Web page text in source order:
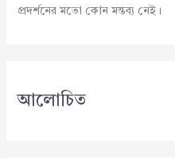
প্রদর্শনের মতো কোন মন্তব্য নেই।
আলোচিত